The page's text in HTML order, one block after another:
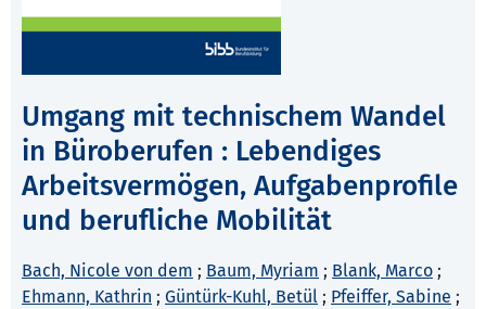
Umgang mit technischem Wandel
in Büroberufen : Lebendiges
Arbeitsvermögen, Aufgabenprofile
und berufliche Mobilität
Bach, Nicole von dem ; Baum, Myriam ; Blank, Marco ;
Ehmann, Kathrin ; Güntürk-Kuhl, Betül ; Pfeiffer, Sabine ;